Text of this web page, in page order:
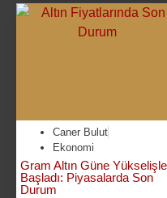
Caner Bulut
Ekonomi
Gram Altın Güne Yükselişle
Başladı: Piyasalarda Son
Durum